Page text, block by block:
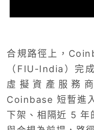
合規路徑上，
（FIU-India）完
虛擬資產服務
Coinbase 短暫進
下架、相隔近 5 年